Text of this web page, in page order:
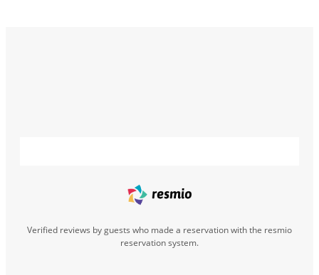
Verified reviews by guests who made a reservation with the resmio
reservation system.